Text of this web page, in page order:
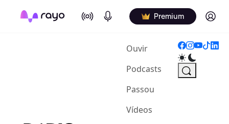
On Air Podcasts Premium Log in
Ouvir(current)
Podcasts
Passou
Vídeos